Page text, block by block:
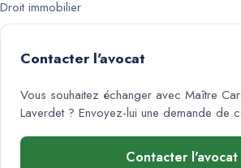
Droit immobilier
Contacter l'avocat
Vous souhaitez échanger avec Maître
Laverdet? Envoyez-lui une demande de
Contacter l'avocat